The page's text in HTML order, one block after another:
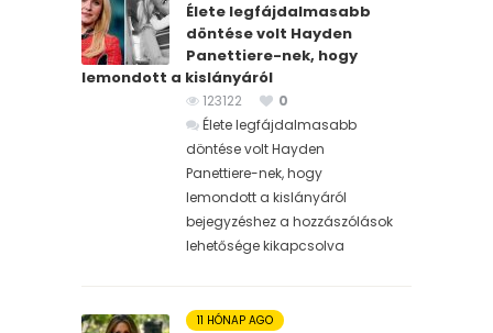
Élete legfájdalmasabb
döntése volt Hayden
Panettiere-nek, hogy
lemondott a kislányáról
123122
0
Élete legfájdalmasabb
döntése volt Hayden
Panettiere-nek, hogy
lemondott a kislányáról
bejegyzéshez a hozzászólások
lehetősége kikapcsolva
11 HÓNAP AGO